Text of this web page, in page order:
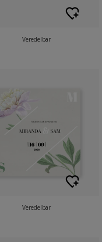
Veredelbar
Veredelbar